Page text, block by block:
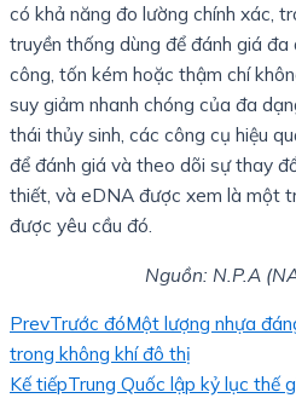
có khả năng đo lường chính xác,
truyền thống dùng để đánh giá
công, tốn kém hoặc thậm chí
suy giảm nhanh chóng của đa
thái thủy sinh, các công cụ hiệu
để đánh giá và theo dõi sự thay
thiết, và eDNA được xem là một
được yêu cầu đó.
Nguồn: N.P.A
PrevTrước đóMột lượng nhựa
trong không khí đô thị
Kế tiếpTrung Quốc lập kỷ lục thế